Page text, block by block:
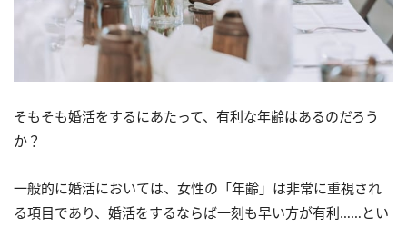
そもそも婚活をするにあたって、有利な年齢はあるのだろう
か？
一般的に婚活においては、女性の「年齢」は非常に重視され
る項目であり、婚活をするならば一刻も早い方が有利……とい